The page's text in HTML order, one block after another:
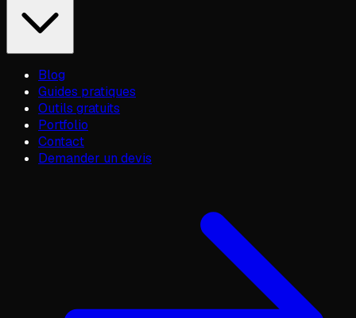
Blog
Guides pratiques
Outils gratuits
Portfolio
Contact
Demander un devis